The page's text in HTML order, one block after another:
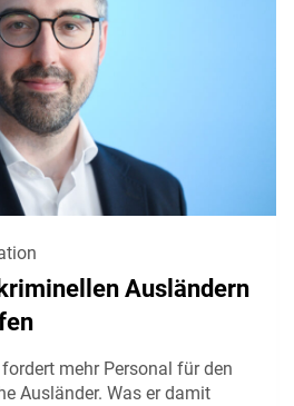
Ausländern
mehr Personal für den
Ausländer. Was er damit